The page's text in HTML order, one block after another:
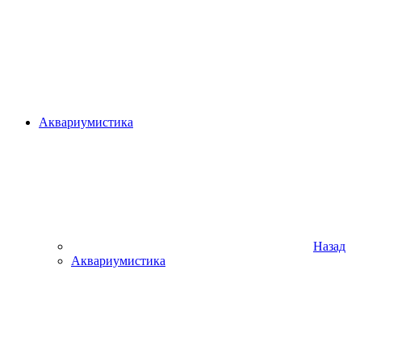
Аквариумистика
Назад
Аквариумистика